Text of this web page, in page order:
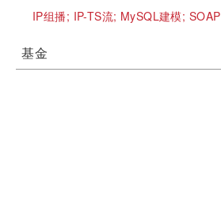
IP组播; IP-TS流; MySQL建模; SOAP
基金